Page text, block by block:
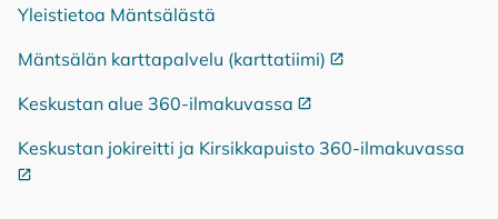
Yleistietoa Mäntsälästä
Mäntsälän karttapalvelu (karttatiimi) Ulkoinen linkki
Keskustan alue 360-ilmakuvassa Ulkoinen linkki
Keskustan jokireitti ja Kirsikkapuisto 360-ilmakuvassa